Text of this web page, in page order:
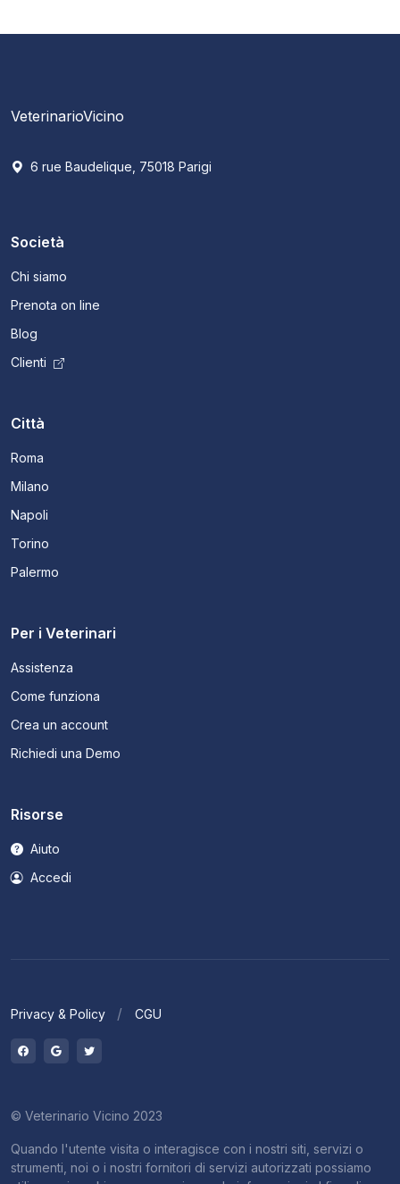
VeterinarioVicino
6 rue Baudelique, 75018 Parigi
Società
Chi siamo
Prenota on line
Blog
Clienti
Città
Roma
Milano
Napoli
Torino
Palermo
Per i Veterinari
Assistenza
Come funziona
Crea un account
Richiedi una Demo
Risorse
Aiuto
Accedi
Privacy & Policy CGU
© Veterinario Vicino 2023
Quando l'utente visita o interagisce con i nostri siti, servizi o
strumenti, noi o i nostri fornitori di servizi autorizzati possiamo